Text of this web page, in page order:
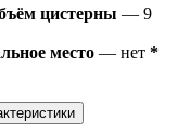
цистерны — 9
место — нет *